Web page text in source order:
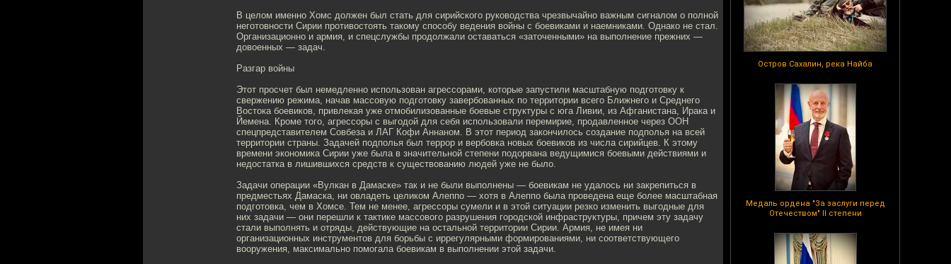
Остров Сахалин, река Найба
Медаль ордена "За заслуги перед
Отечеством" II степени
В целом именно Хомс должен был стать для сирийского руководства чрезвычайно важным сигналом о полной
неготовности Сирии противостоять такому способу ведения войны с боевиками и наемниками. Однако не стал.
Организационно и армия, и спецслужбы продолжали оставаться «заточенными» на выполнение прежних —
довоенных — задач.
Разгар войны
Этот просчет был немедленно использован агрессорами, которые запустили масштабную подготовку к
свержению режима, начав массовую подготовку завербованных по территории всего Ближнего и Среднего
Востока боевиков, привлекая уже отмобилизованные боевые структуры с юга Ливии, из Афганистана, Ирака и
Йемена. Кроме того, агрессоры с выгодой для себя использовали перемирие, продавленное через ООН
спецпредставителем Совбеза и ЛАГ Кофи Аннаном. В этот период закончилось создание подполья на всей
территории страны. Задачей подполья был террор и вербовка новых боевиков из числа сирийцев. К этому
времени экономика Сирии уже была в значительной степени подорвана ведущимися боевыми действиями и
недостатка в лишившихся средств к существованию людей уже не было.
Задачи операции «Вулкан в Дамаске» так и не были выполнены — боевикам не удалось ни закрепиться в
предместьях Дамаска, ни овладеть целиком Алеппо — хотя в Алеппо была проведена еще более масштабная
подготовка, чем в Хомсе. Тем не менее, агрессоры сумели и в этой ситуации резко изменить выгодные для
них задачи — они перешли к тактике массового разрушения городской инфраструктуры, причем эту задачу
стали выполнять и отряды, действующие на остальной территории Сирии. Армия, не имея ни
организационных инструментов для борьбы с иррегулярными формированиями, ни соответствующего
вооружения, максимально помогала боевикам в выполнении этой задачи.